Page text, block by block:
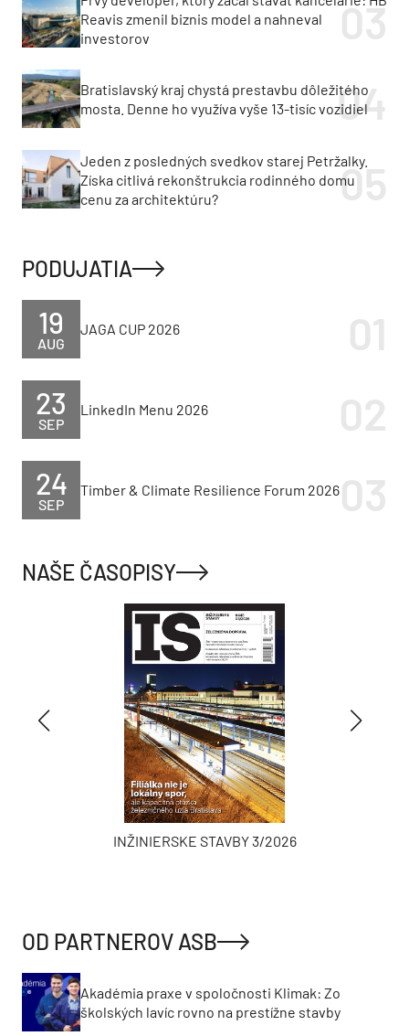
Reavis zmenil biznis model a nahneval
investorov
Bratislavský kraj chystá prestavbu dôležitého
mosta. Denne ho využíva vyše 13-tisíc vozidiel
Jeden z posledných svedkov starej Petržalky.
Získa citlivá rekonštrukcia rodinného domu
cenu za architektúru?
PODUJATIA
AUG
19 JAGA CUP 2026
SEP
23 LinkedIn Menu 2026
SEP
24 Timber & Climate Resilience Forum 2026
NAŠE ČASOPISY
INŽINIERSKE STAVBY 3/2026
OD PARTNEROV ASB
Akadémia praxe v spoločnosti Klimak: Zo
školských lavíc rovno na prestížne stavby